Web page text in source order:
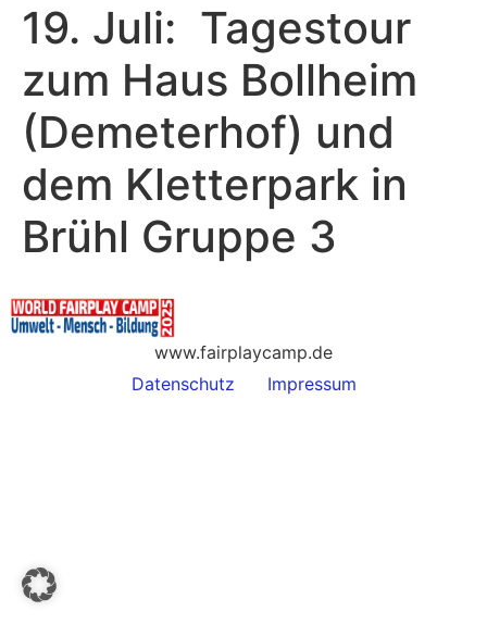
19. Juli: Tagestour
zum Haus Bollheim
(Demeterhof) und
dem Kletterpark in
Brühl Gruppe 3
www.fairplaycamp.de
Datenschutz
Impressum